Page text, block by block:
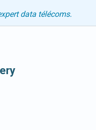
data télécoms.